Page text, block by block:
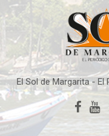
El Sol de Margarita - El